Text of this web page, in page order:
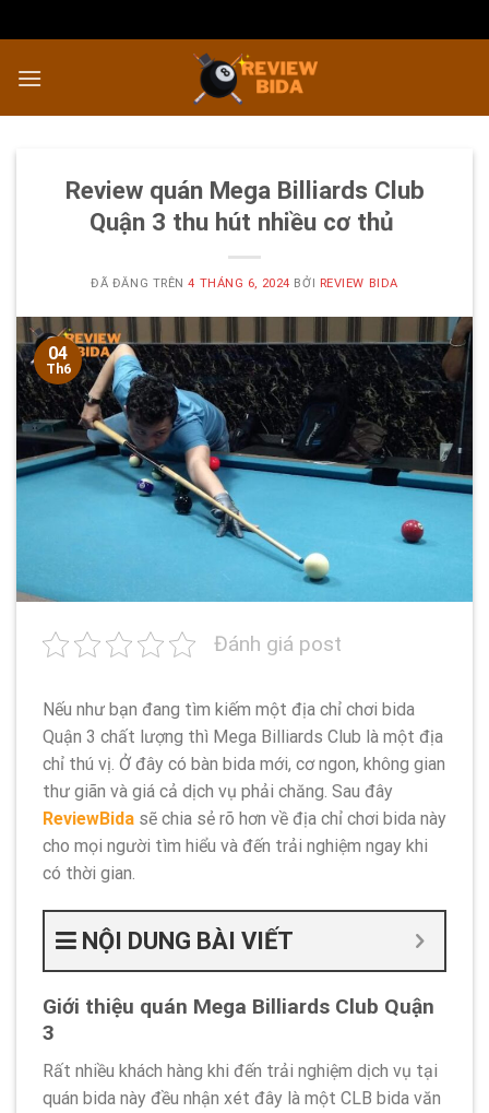
đến
nội
Review quán Mega Billiards Club
Quận 3 thu hút nhiều cơ thủ
ĐÃ ĐĂNG TRÊN4 THÁNG 6, 2024 BỞI REVIEW BIDA
04
Th6
Đánh giá post
Nếu như bạn đang tìm kiếm một địa chỉ chơi bida
Quận 3 chất lượng thì Mega Billiards Club là một địa
chỉ thú vị. Ở đây có bàn bida mới, cơ ngon, không gian
thư giãn và giá cả dịch vụ phải chăng. Sau đây
ReviewBida sẽ chia sẻ rõ hơn về địa chỉ chơi bida này
cho mọi người tìm hiểu và đến trải nghiệm ngay khi
có thời gian.
NỘI DUNG BÀI VIẾT
Giới thiệu quán Mega Billiards Club Quận
3
Rất nhiều khách hàng khi đến trải nghiệm dịch vụ tại
quán bida này đều nhận xét đây là một CLB bida văn